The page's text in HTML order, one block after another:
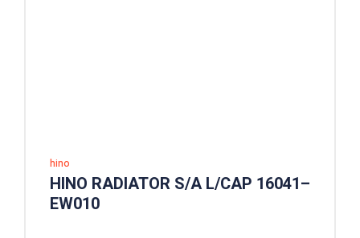
hino
HINO RADIATOR S/A L/CAP 16041–
EW010